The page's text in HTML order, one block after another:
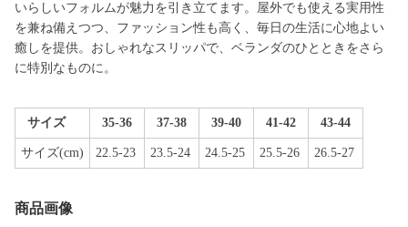
いらしいフォルムが魅力を引き立てます。屋外でも使える実用性
を兼ね備えつつ、ファッション性も高く、毎日の生活に心地よい
癒しを提供。おしゃれなスリッパで、ベランダのひとときをさら
に特別なものに。
サイズ 35-36 37-38 39-40 41-42 43-44
サイズ(cm) 22.5-23 23.5-24 24.5-25 25.5-26 26.5-27
商品画像